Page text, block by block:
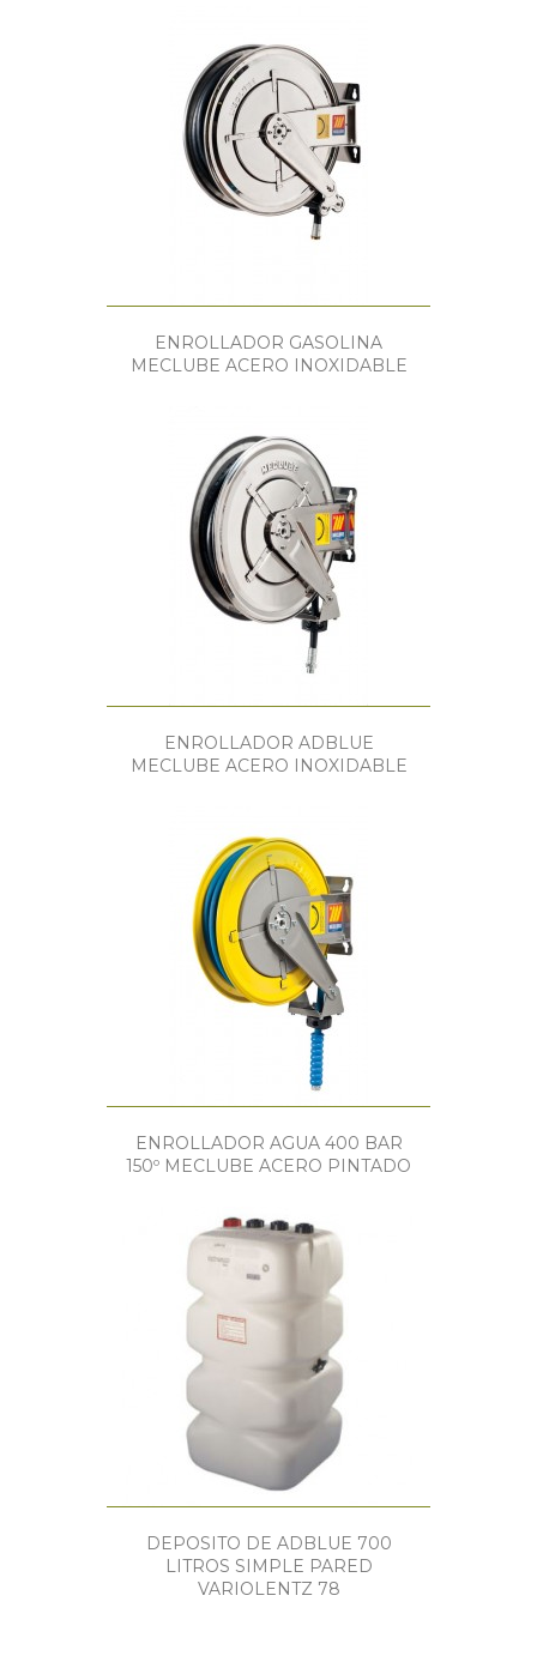
ENROLLADOR GASOLINA
MECLUBE ACERO INOXIDABLE
ENROLLADOR ADBLUE
MECLUBE ACERO INOXIDABLE
ENROLLADOR AGUA 400 BAR
150º MECLUBE ACERO PINTADO
DEPOSITO DE ADBLUE 700
LITROS SIMPLE PARED
VARIOLENTZ 78